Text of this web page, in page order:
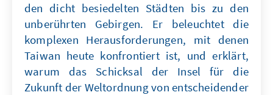
den dicht besiedelten Städten bis zu den
unberührten Gebirgen. Er beleuchtet die
komplexen Herausforderungen, mit denen
Taiwan heute konfrontiert ist, und erklärt,
warum das Schicksal der Insel für die
Zukunft der Weltordnung von entscheidender